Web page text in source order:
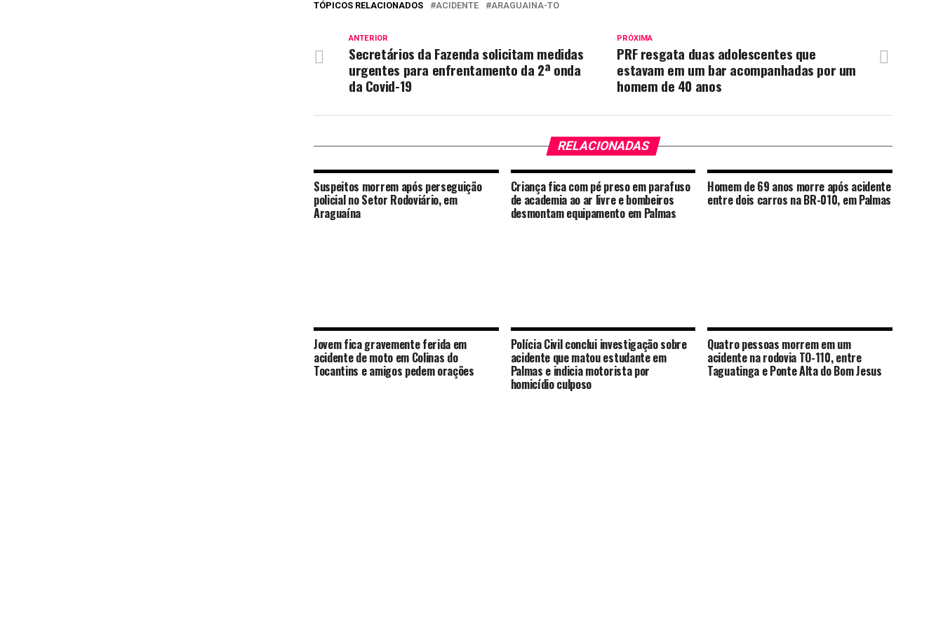
TÓPICOS RELACIONADOS ACIDENTE ARAGUAINA-TO
PRÓXIMA
PRF resgata duas adolescentes que
estavam em um bar acompanhadas por um
homem de 40 anos
ANTERIOR
Secretários da Fazenda solicitam medidas
urgentes para enfrentamento da 2ª onda
da Covid-19
RELACIONADAS
Suspeitos morrem após perseguição
policial no Setor Rodoviário, em
Araguaína
Criança fica com pé preso em parafuso
de academia ao ar livre e bombeiros
desmontam equipamento em Palmas
Homem de 69 anos morre após acidente
entre dois carros na BR-010, em Palmas
Jovem fica gravemente ferida em
acidente de moto em Colinas do
Tocantins e amigos pedem orações
Polícia Civil conclui investigação sobre
acidente que matou estudante em
Palmas e indicia motorista por
homicídio culposo
Quatro pessoas morrem em um
acidente na rodovia TO-110, entre
Taguatinga e Ponte Alta do Bom Jesus